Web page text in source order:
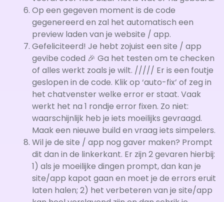
Op een gegeven moment is de code
gegenereerd en zal het automatisch een
preview laden van je website / app.
Gefeliciteerd! Je hebt zojuist een site / app
gevibe coded 🎉 Ga het testen om te checken
of alles werkt zoals je wilt. ///// Er is een foutje
geslopen in de code. Klik op ‘auto-fix’ of zeg in
het chatvenster welke error er staat. Vaak
werkt het na 1 rondje error fixen. Zo niet:
waarschijnlijk heb je iets moeilijks gevraagd.
Maak een nieuwe build en vraag iets simpelers.
Wil je de site / app nog gaver maken? Prompt
dit dan in de linkerkant. Er zijn 2 gevaren hierbij:
1) als je moeilijke dingen prompt, dan kan je
site/app kapot gaan en moet je de errors eruit
laten halen; 2) het verbeteren van je site/app